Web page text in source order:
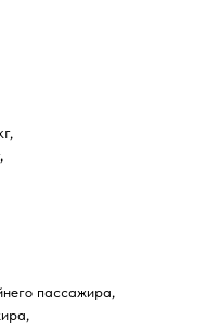
пассажира,